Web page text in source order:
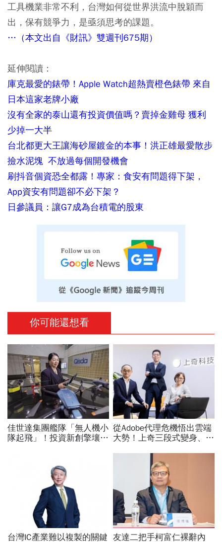
工具機業非常不利，台灣如何從世界洪流中脫穎而
出，保有競爭力，是亟須思考的課題。
…（本文出自《財訊》雙週刊675期）
延伸閱讀：
庫克最愛的錶帶！Apple Watch超熱賣橙色錶帶 來自
日本這家老牌小廠
沒有全家的泰山還有投資價值嗎？賣掉金雞母 獲利
少掉一大半
台北都更大王讓海砂屋鍍金的本事！洪正雄最愛散步
撿水泥塊 不放過每個開發機會
刷抖音個資恐全都露！專家：食安有問題得下架，
App資安有問題卻不必下架？
日參議員：讓G7成為台積電的股東
你可能還想看
佳世達集團艦隊「無人機小
隊起飛」！投資新創擎壤、
從Adobe代理危機悟出雲端
大勢！上奇三段式變身、季
無人機3D列印財
台灣IC產業難以複製的關鍵 友達二把手柯富仁裸辭內